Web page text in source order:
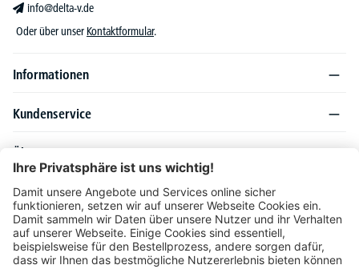
info@delta-v.de
Oder über unser Kontaktformular.
Informationen
Kundenservice
Über DELTA-V
Produktsortiment
Ratgeber